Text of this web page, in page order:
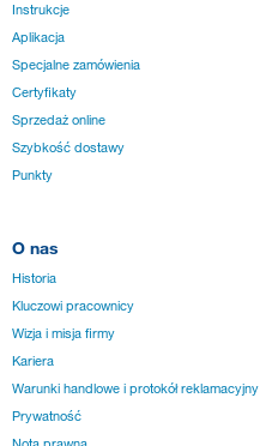
Instrukcje
Aplikacja
Specjalne zamówienia
Certyfikaty
Sprzedaż online
Szybkość dostawy
Punkty
O nas
Historia
Kluczowi pracownicy
Wizja i misja firmy
Kariera
Warunki handlowe i protokół reklamacyjny
Prywatność